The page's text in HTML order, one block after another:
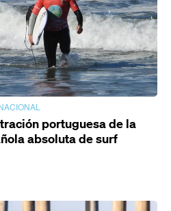
portuguesa de la
absoluta de surf